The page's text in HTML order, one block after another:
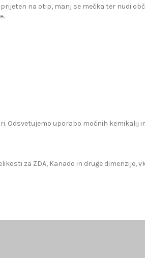
na otip, manj se mečka ter nudi
Odsvetujemo uporabo močnih kemikalij
za ZDA, Kanado in druge dimenzije,